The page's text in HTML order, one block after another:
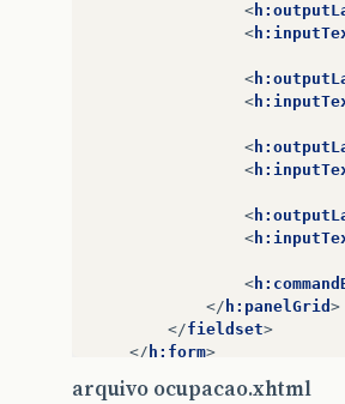
<
<
<
<
<
<
<
<
<
</ h:panelGrid >
</fieldset>
</ h:form>
</html >
arquivo ocupacao.xhtml